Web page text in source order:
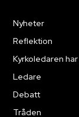
Nyheter
Reflektion
Kyrkoledaren
Ledare
Debatt
Tråden